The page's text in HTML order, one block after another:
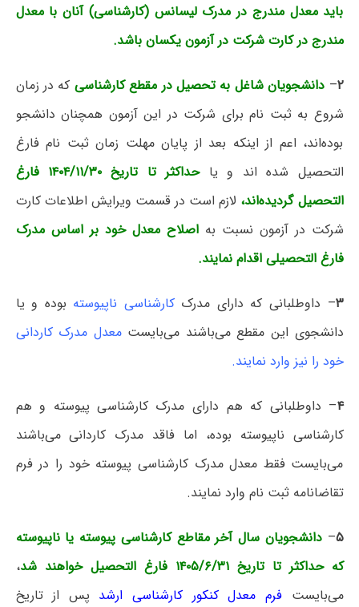
باید معدل مندرج در مدرک لیسانس (کارشناسی) آنان با معدل
مندرج در کارت شرکت در آزمون یکسان باشد.
۲– دانشجویان شاغل به تحصیل در مقطع کارشناسی که در زمان
شروع به ثبت نام برای شرکت در این آزمون همچنان دانشجو
بوده‌اند، اعم از اینکه بعد از پایان مهلت زمان ثبت نام فارغ
التحصیل شده اند و یا
حداکثر تا تاریخ ۱۴۰۴/۱۱/۳۰ فارغ
التحصیل گردیده‌اند، لازم است در قسمت ویرایش اطلاعات کارت
شرکت در آزمون نسبت به اصلاح معدل خود بر اساس مدرک
فارغ التحصیلی اقدام نمایند.
۳– داوطلبانی که دارای مدرک کارشناسی ناپیوسته بوده و یا
دانشجوی این مقطع می‌باشند می‌بایستمعدل مدرک کاردانی
خود را نیز وارد نمایند.
۴– داوطلبانی که هم دارای مدرک کارشناسی پیوسته و هم
کارشناسی ناپیوسته بوده، اما فاقد مدرک کاردانی می‌باشند
می‌بایست فقط معدل مدرک کارشناسی پیوسته خود را در فرم
تقاضانامه ثبت نام وارد نمایند.
۵–دانشجویان سال آخر مقاطع کارشناسی پیوسته یا ناپیوسته
که حداکثر تا تاریخ ۱۴۰۵/۶/۳۱ فارغ التحصیل خواهند شد
،
می‌بایست فرم معدل کنکور کارشناسی ارشد پس از تاریخ